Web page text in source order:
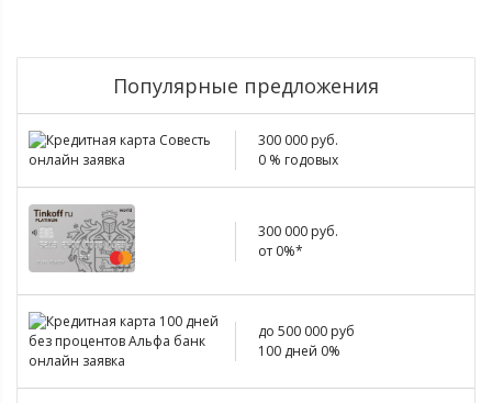
Популярные предложения
300 000 руб.
0 % годовых
300 000 руб.
от 0%*
до 500 000 руб
100 дней 0%